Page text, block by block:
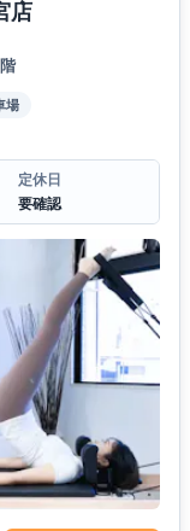
店
場
定休日
要確認